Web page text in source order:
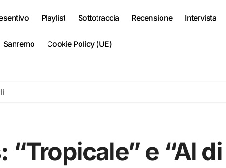
Playlist Sottotraccia Recensione Intervista
Sanremo Cookie Policy (UE)
“Tropicale” e “Al